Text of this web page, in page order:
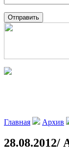
Главная Архив
28.08.2012/